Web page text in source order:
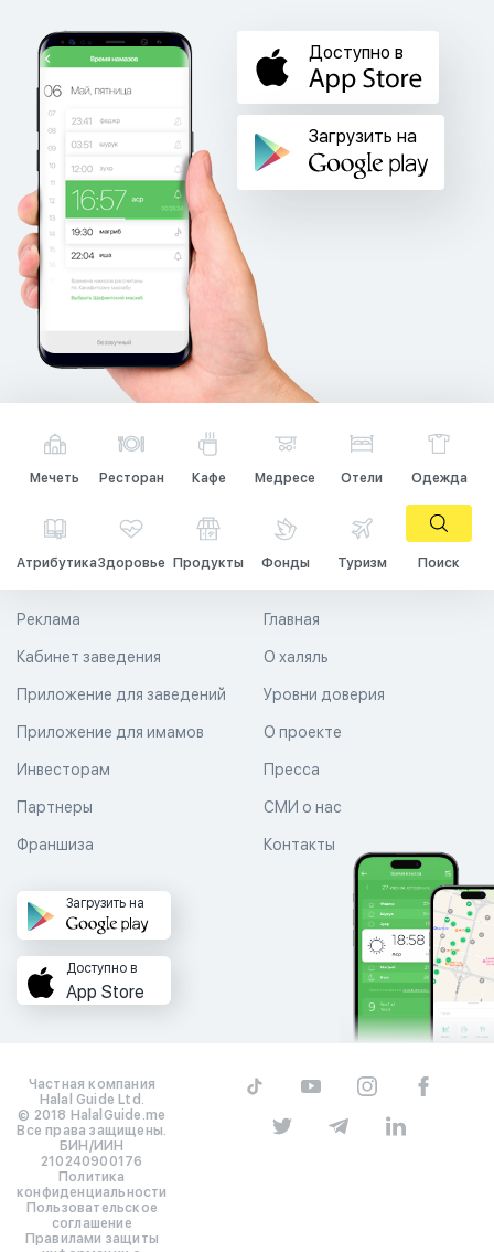
Доступно в
Загрузить на
Мечеть Ресторан Кафе Медресе Отели Одежда
АтрибутикаЗдоровье Продукты Фонды Туризм Поиск
Главная
О халяль
Уровни доверия
Реклама
Кабинет заведения
Приложение для заведений
Приложение для имамов О проекте
Пресса
СМИ о нас
Контакты
Инвесторам
Партнеры
Франшиза
Загрузить на
Доступно в
App Store
Частная компания
Halal Guide Ltd.
© 2018 HalalGuide.me
Все права защищены.
БИН/ИИН
210240900176
Политика
конфиденциальности
Пользовательское
соглашение
Правилами защиты